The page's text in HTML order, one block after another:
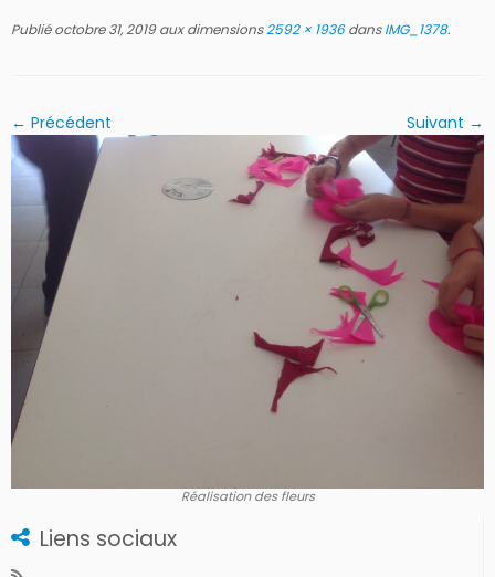
Publié octobre 31, 2019aux dimensions2592 × 1936dansIMG_1378.
← Précédent Suivant →
Réalisation des fleurs
Liens sociaux